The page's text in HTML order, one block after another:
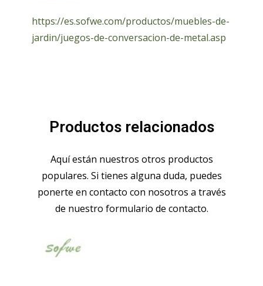
https://es.sofwe.com/productos/muebles-de-
jardin/juegos-de-conversacion-de-metal.asp
Productos relacionados
Aquí están nuestros otros productos
populares. Si tienes alguna duda, puedes
ponerte en contacto con nosotros a través
de nuestro formulario de contacto.